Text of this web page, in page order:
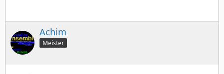
Achim
Meister